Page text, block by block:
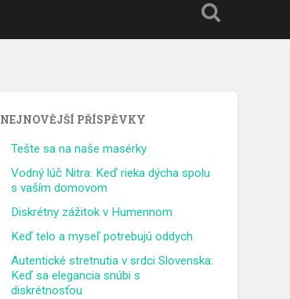
NEJNOVĚJŠÍ PŘÍSPĚVKY
Tešte sa na naše masérky
Vodný lúč Nitra: Keď rieka dýcha spolu
s vaším domovom
Diskrétny zážitok v Humennom
Keď telo a myseľ potrebujú oddych
Autentické stretnutia v srdci Slovenska:
Keď sa elegancia snúbi s
diskrétnosťou